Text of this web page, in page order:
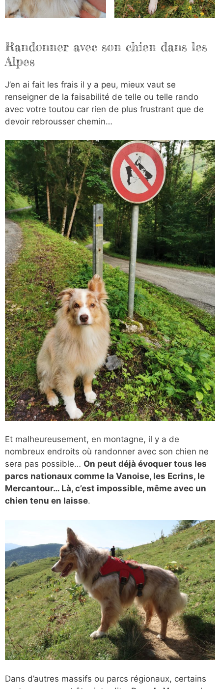
Randonner avec son chien dans les
Alpes
J’en ai fait les frais il y a peu, mieux vaut se
renseigner de la faisabilité de telle ou telle rando
avec votre toutou car rien de plus frustrant que de
devoir rebrousser chemin…
Et malheureusement, en montagne, il y a de
nombreux endroits où randonner avec son chien ne
sera pas possible… On peut déjà évoquer tous les
parcs nationaux comme la Vanoise, les Ecrins, le
Mercantour… Là, c’est impossible, même avec un
chien tenu en laisse.
Dans d’autres massifs ou parcs régionaux, certains